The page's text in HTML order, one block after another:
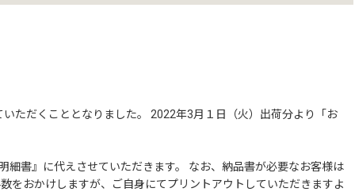
ただくこととなりました。 2022年3月１日（火）出荷分より「お
書』に代えさせていただきます。 なお、納品書が必要なお客様は
をおかけしますが、ご自身にてプリントアウトしていただきますよ